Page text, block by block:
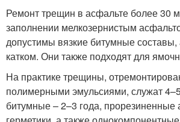
Ремонт трещин в асфальте более 30
заполнении мелкозернистым
допустимы вязкие битумные
катком. Они также подходят для
На практике трещины,
полимерными эмульсиями, служат
битумные – 2–3 года,